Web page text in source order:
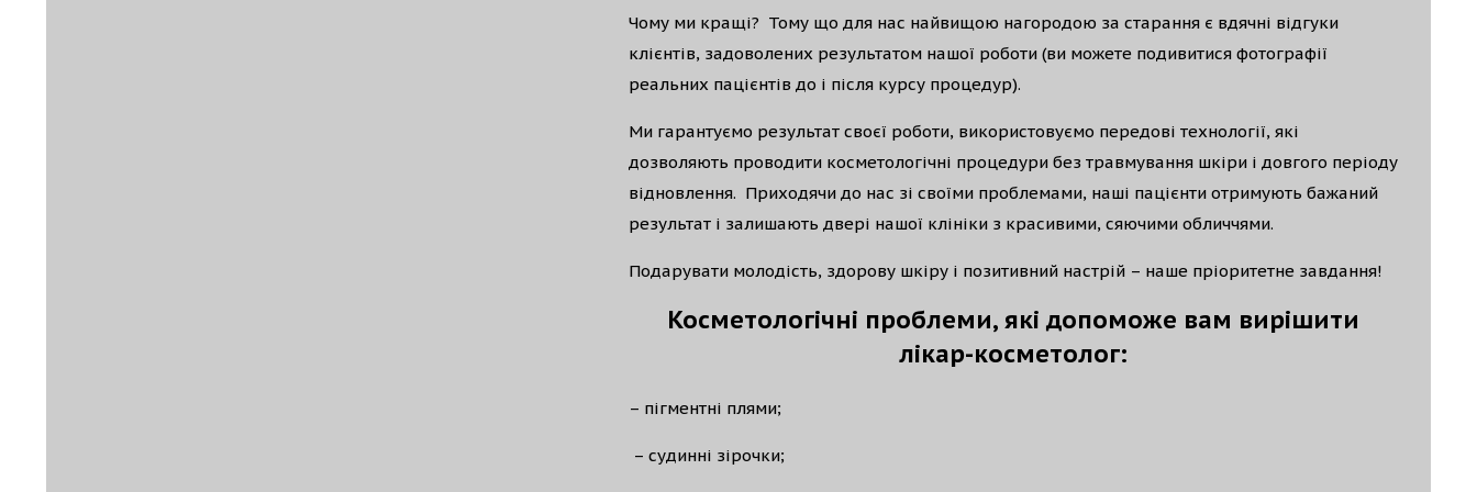
Чому ми кращі? Тому що для нас найвищою нагородою за старання є вдячні відгуки
клієнтів, задоволених результатом нашої роботи (ви можете подивитися фотографії
реальних пацієнтів до і після курсу процедур).
Ми гарантуємо результат своєї роботи, використовуємо передові технології, які
дозволяють проводити косметологічні процедури без травмування шкіри і довгого періоду
відновлення. Приходячи до нас зі своїми проблемами, наші пацієнти отримують бажаний
результат і залишають двері нашої клініки з красивими, сяючими обличчями.
Подарувати молодість, здорову шкіру і позитивний настрій – наше пріоритетне завдання!
Косметологічні проблеми, які допоможе вам вирішити
лікар-косметолог:
– пігментні плями;
– судинні зірочки;